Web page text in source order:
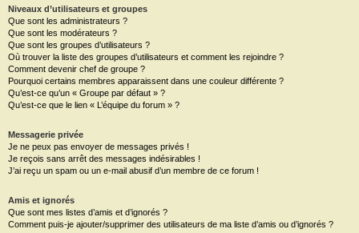
Niveaux d’utilisateurs et groupes
Que sont les administrateurs ?
Que sont les modérateurs ?
Que sont les groupes d’utilisateurs ?
Où trouver la liste des groupes d’utilisateurs et comment les rejoindre ?
Comment devenir chef de groupe ?
Pourquoi certains membres apparaissent dans une couleur différente ?
Qu’est-ce qu’un « Groupe par défaut » ?
Qu’est-ce que le lien « L’équipe du forum » ?
Messagerie privée
Je ne peux pas envoyer de messages privés !
Je reçois sans arrêt des messages indésirables !
J’ai reçu un spam ou un e-mail abusif d’un membre de ce forum !
Amis et ignorés
Que sont mes listes d’amis et d’ignorés ?
Comment puis-je ajouter/supprimer des utilisateurs de ma liste d’amis ou d’ignorés ?